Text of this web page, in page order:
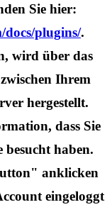
Sie hier:
docs/plugins/.
wird über das
Ihrem
hergestellt.
dass Sie
besucht haben.
anklicken
eingeloggt